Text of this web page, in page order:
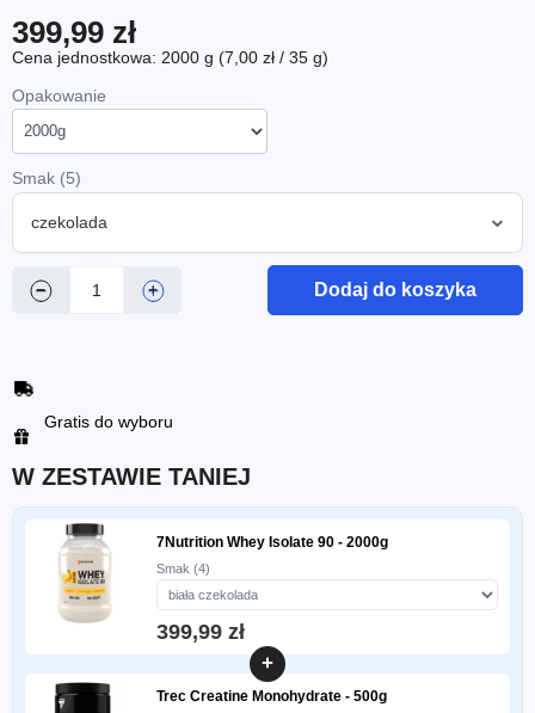
399,99 zł
Cena jednostkowa: 2000 g (7,00 zł / 35 g)
Opakowanie
Smak (5)
czekolada
− + Dodaj do koszyka
Gratis do wyboru
W ZESTAWIE TANIEJ
7Nutrition Whey Isolate 90 - 2000g
Smak (4)
399,99 zł
+
Trec Creatine Monohydrate - 500g